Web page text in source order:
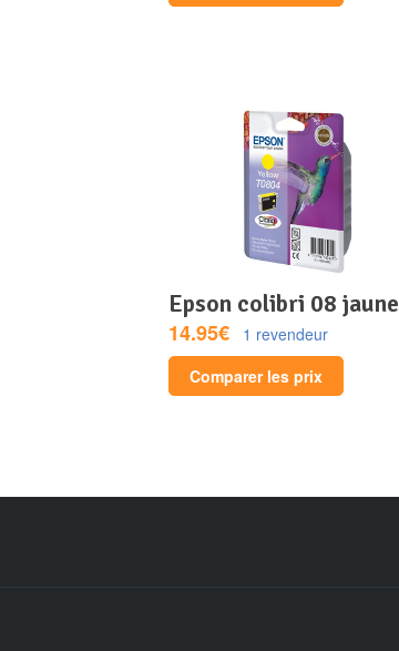
epson colibri 08 jaune
14.95€
1 revendeur
Comparer les prix